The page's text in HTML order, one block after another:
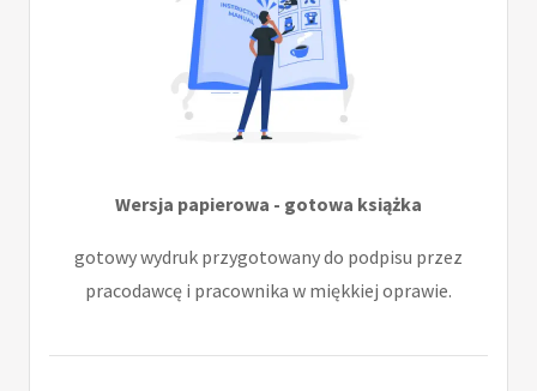
Wersja papierowa - gotowa książka
gotowy wydruk przygotowany do podpisu przez
pracodawcę i pracownika w miękkiej oprawie.